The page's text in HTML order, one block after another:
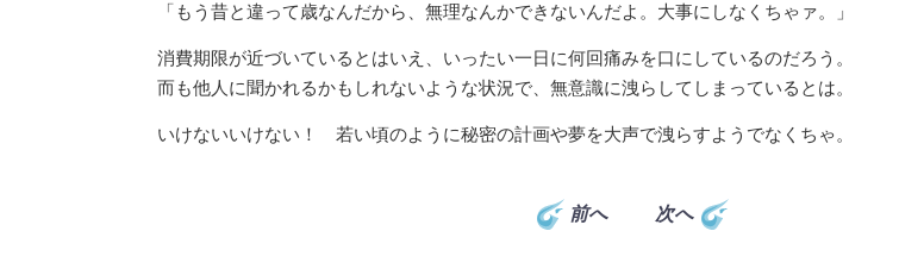
「もう昔と違って歳なんだから、無理なんかできないんだよ。大事にしなくちゃァ。」
消費期限が近づいているとはいえ、いったい一日に何回痛みを口にしているのだろう。
而も他人に聞かれるかもしれないような状況で、無意識に洩らしてしまっているとは。
いけないいけない！ 若い頃のように秘密の計画や夢を大声で洩らすようでなくちゃ。
前へ 次へ